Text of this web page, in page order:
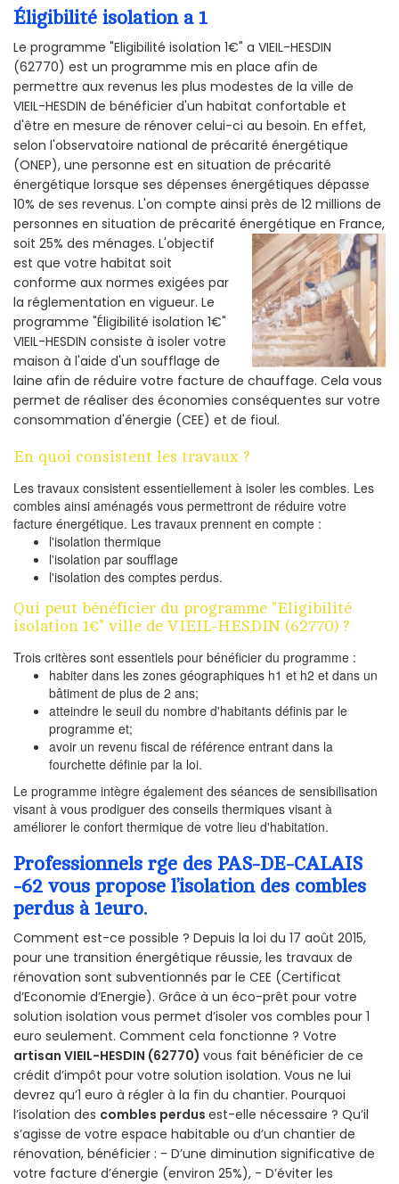
Éligibilité isolation a 1
Le programme "Eligibilité isolation 1€" a VIEIL-HESDIN
(62770) est un programme mis en place afin de
permettre aux revenus les plus modestes de la ville de
VIEIL-HESDIN de bénéficier d'un habitat confortable et
d'être en mesure de rénover celui-ci au besoin. En effet,
selon l'observatoire national de précarité énergétique
(ONEP), une personne est en situation de précarité
énergétique lorsque ses dépenses énergétiques dépasse
10% de ses revenus. L'on compte ainsi près de 12 millions de
personnes en situation de précarité énergétique en France,
soit 25% des ménages. L'objectif
est que votre habitat soit
conforme aux normes exigées par
la réglementation en vigueur. Le
programme "Éligibilité isolation 1€"
VIEIL-HESDIN consiste à isoler votre
maison à l'aide d'un soufflage de
laine afin de réduire votre facture de chauffage. Cela vous
permet de réaliser des économies conséquentes sur votre
consommation d'énergie (CEE) et de fioul.
En quoi consistent les travaux ?
Les travaux consistent essentiellement à isoler les combles. Les
combles ainsi aménagés vous permettront de réduire votre
facture énergétique. Les travaux prennent en compte :
l'isolation thermique
l'isolation par soufflage
l'isolation des comptes perdus.
Qui peut bénéficier du programme "Eligibilité
isolation 1€" ville de VIEIL-HESDIN (62770) ?
Trois critères sont essentiels pour bénéficier du programme :
habiter dans les zones géographiques h1 et h2 et dans un
bâtiment de plus de 2 ans;
atteindre le seuil du nombre d'habitants définis par le
programme et;
avoir un revenu fiscal de référence entrant dans la
fourchette définie par la loi.
Le programme intègre également des séances de sensibilisation
visant à vous prodiguer des conseils thermiques visant à
améliorer le confort thermique de votre lieu d'habitation.
Professionnels rge des PAS-DE-CALAIS
-62 vous propose l’isolation des combles
perdus à 1euro.
Comment est-ce possible ? Depuis la loi du 17 août 2015,
pour une transition énergétique réussie, les travaux de
rénovation sont subventionnés par le CEE (Certificat
d’Economie d’Energie). Grâce à un éco-prêt pour votre
solution isolation vous permet d’isoler vos combles pour 1
euro seulement. Comment cela fonctionne ? Votre
artisan VIEIL-HESDIN (62770) vous fait bénéficier de ce
crédit d’impôt pour votre solution isolation. Vous ne lui
devrez qu’1 euro à régler à la fin du chantier. Pourquoi
l’isolation des combles perdus est-elle nécessaire ? Qu’il
s’agisse de votre espace habitable ou d’un chantier de
rénovation, bénéficier : - D’une diminution significative de
votre facture d’énergie (environ 25%), - D’éviter les